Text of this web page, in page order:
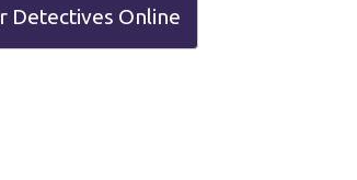
Detectives Online